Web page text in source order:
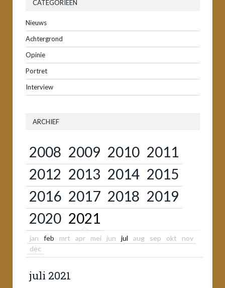
CATEGORIEËN
Nieuws
Achtergrond
Opinie
Portret
Interview
ARCHIEF
2008 2009 2010 2011
2012 2013 2014 2015
2016 2017 2018 2019
2020 2021
jan feb mrt apr mei jun jul aug sep okt
nov
dec
juli 2021